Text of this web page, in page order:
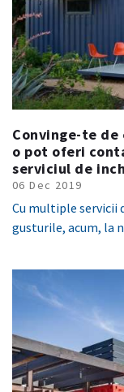
Convinge-te
o pot oferi
serviciul de
06 Dec 2019
Cu multiple servicii
gusturile, acum, la